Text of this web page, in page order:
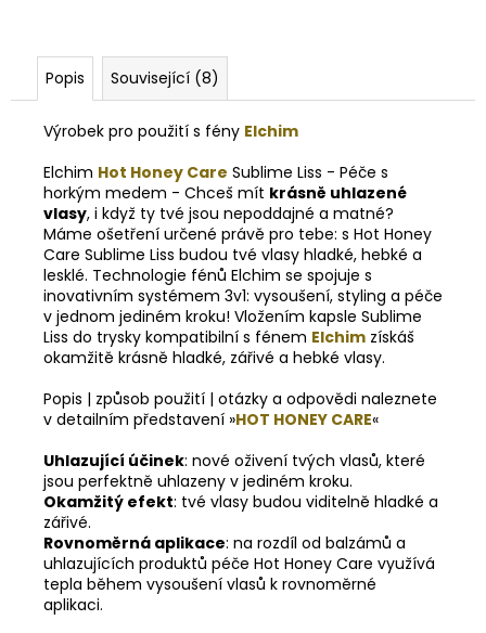
Popis Související (8)
Výrobek pro použití s fény Elchim
Elchim Hot Honey Care Sublime Liss - Péče s
horkým medem - Chceš mít krásně uhlazené
vlasy, i když ty tvé jsou nepoddajné a matné?
Máme ošetření určené právě pro tebe: s Hot Honey
Care Sublime Liss budou tvé vlasy hladké, hebké a
lesklé. Technologie fénů Elchim se spojuje s
inovativním systémem 3v1: vysoušení, styling a péče
v jednom jediném kroku! Vložením kapsle Sublime
Liss do trysky kompatibilní s fénem Elchim získáš
okamžitě krásně hladké, zářivé a hebké vlasy.
Popis | způsob použití | otázky a odpovědi naleznete
v detailním představení »HOT HONEY CARE«
Uhlazující účinek: nové oživení tvých vlasů, které
jsou perfektně uhlazeny v jediném kroku.
Okamžitý efekt: tvé vlasy budou viditelně hladké a
zářivé.
Rovnoměrná aplikace: na rozdíl od balzámů a
uhlazujících produktů péče Hot Honey Care využívá
tepla během vysoušení vlasů k rovnoměrné
aplikaci.